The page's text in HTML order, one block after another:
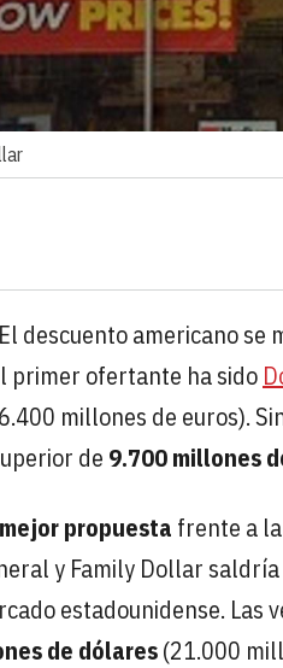
descuento americano se
primer ofertante ha sido
millones de euros).
de 9.700 millones
propuesta frente a
y Family Dollar
estadounidense. Las
de dólares(21.000